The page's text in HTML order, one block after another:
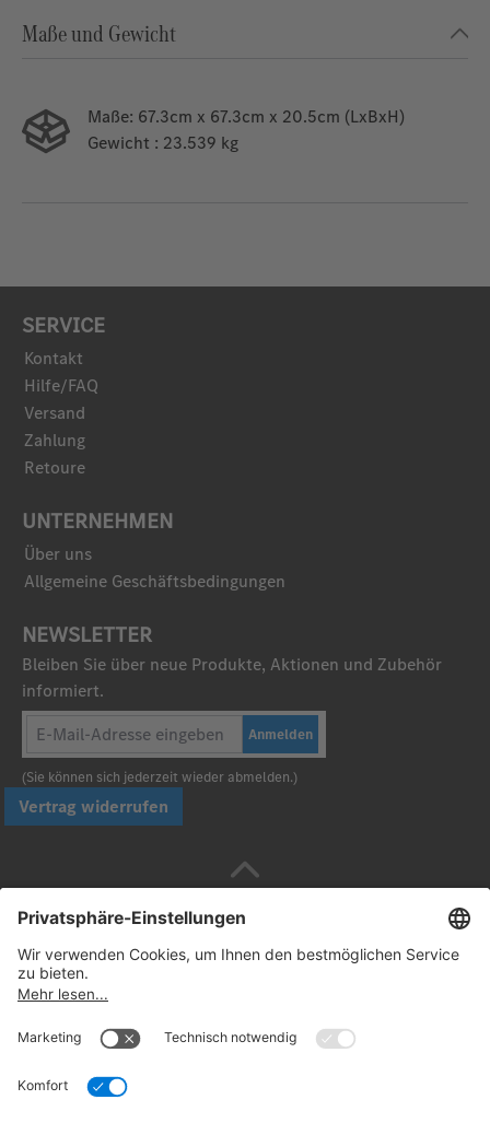
Maße und Gewicht
Maße: 67.3cm x 67.3cm x 20.5cm (LxBxH)
Gewicht : 23.539 kg
SERVICE
Kontakt
Hilfe/FAQ
Versand
Zahlung
Retoure
UNTERNEHMEN
Über uns
Allgemeine Geschäftsbedingungen
NEWSLETTER
Bleiben Sie über neue Produkte, Aktionen und Zubehör
informiert.
Anmelden
(Sie können sich jederzeit wieder abmelden.)
Vertrag widerrufen
Sicher bezahlen mit